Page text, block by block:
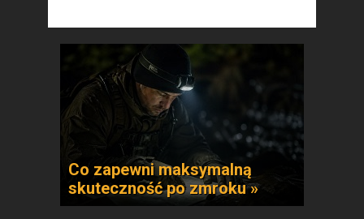
Co zapewni maksymalną
skuteczność po zmroku »